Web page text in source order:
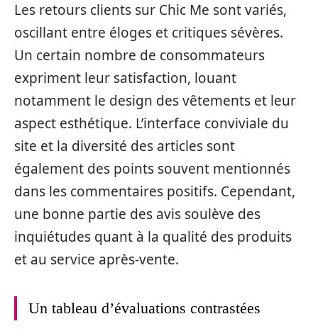
Les retours clients sur Chic Me sont variés,
oscillant entre éloges et critiques sévères.
Un certain nombre de consommateurs
expriment leur satisfaction, louant
notamment le design des vêtements et leur
aspect esthétique. L’interface conviviale du
site et la diversité des articles sont
également des points souvent mentionnés
dans les commentaires positifs. Cependant,
une bonne partie des avis soulève des
inquiétudes quant à la qualité des produits
et au service après-vente.
Un tableau d’évaluations contrastées